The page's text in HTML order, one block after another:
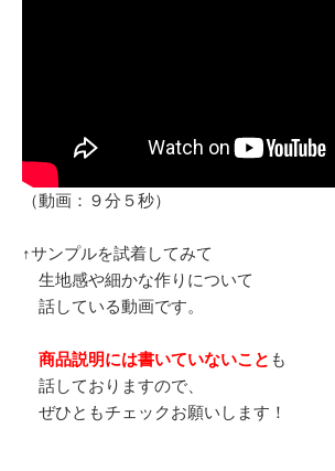
（動画：９分５秒）
↑サンプルを試着してみて
生地感や細かな作りについて
話している動画です。
商品説明には書いていないこと も
話しておりますので、
ぜひともチェックお願いします！